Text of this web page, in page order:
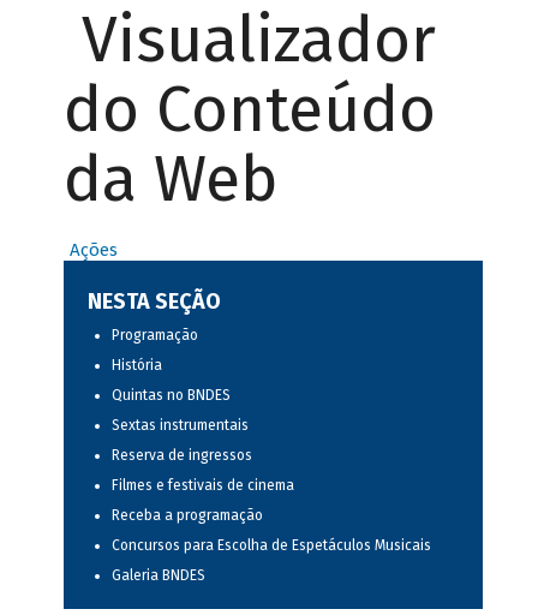
Visualizador
do Conteúdo
da Web
Ações
NESTA SEÇÃO
Programação
História
Quintas no BNDES
Sextas instrumentais
Reserva de ingressos
Filmes e festivais de cinema
Receba a programação
Concursos para Escolha de Espetáculos Musicais
Galeria BNDES